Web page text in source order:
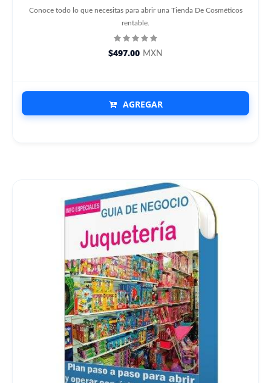
Conoce todo lo que necesitas para abrir una Tienda De Cosméticos
rentable.
$497.00 MXN
AGREGAR